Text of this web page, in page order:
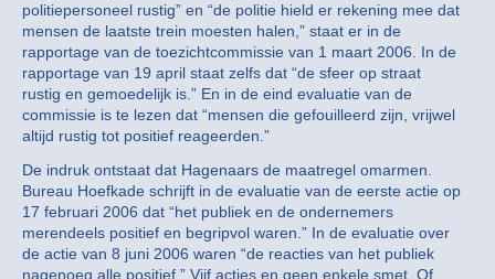
politiepersoneel rustig” en “de politie hield er rekening mee dat
mensen de laatste trein moesten halen,” staat er in de
rapportage van de toezichtcommissie van 1 maart 2006. In de
rapportage van 19 april staat zelfs dat “de sfeer op straat
rustig en gemoedelijk is.” En in de eind evaluatie van de
commissie is te lezen dat “mensen die gefouilleerd zijn, vrijwel
altijd rustig tot positief reageerden.”
De indruk ontstaat dat Hagenaars de maatregel omarmen.
Bureau Hoefkade schrijft in de evaluatie van de eerste actie op
17 februari 2006 dat “het publiek en de ondernemers
merendeels positief en begripvol waren.” In de evaluatie over
de actie van 8 juni 2006 waren “de reacties van het publiek
nagenoeg alle positief.” Vijf acties en geen enkele smet. Of